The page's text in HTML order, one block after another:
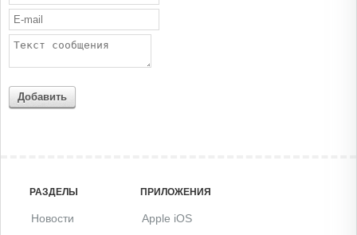
Добавить
РАЗДЕЛЫ
Новости
ПРИЛОЖЕНИЯ
Apple iOS